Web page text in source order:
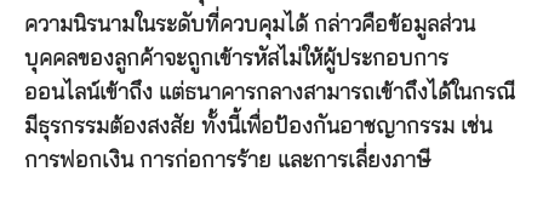
ความนิรนามในระดับที่ควบคุมได้ กล่าวคือข้อมูลส่วน
บุคคลของลูกค้าจะถูกเข้ารหัสไม่ให้ผู้ประกอบการ
ออนไลน์เข้าถึง แต่ธนาคารกลางสามารถเข้าถึงได้ในกรณี
มีธุรกรรมต้องสงสัย ทั้งนี้เพื่อป้องกันอาชญากรรม เช่น
การฟอกเงิน การก่อการร้าย และการเลี่ยงภาษี